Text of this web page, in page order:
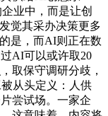
业中，而是让创
觉其采办决策更多
是，而AI则正在数
AI可以或许取20
取保守调研分歧，
从头定义：人供
尝试场。一家企